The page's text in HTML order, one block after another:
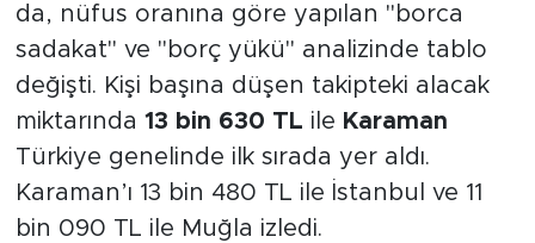
da, nüfus oranına göre yapılan "borca
sadakat" ve "borç yükü" analizinde tablo
değişti. Kişi başına düşen takipteki alacak
miktarında 13 bin 630 TL ile Karaman
Türkiye genelinde ilk sırada yer aldı.
Karaman’ı 13 bin 480 TL ile İstanbul ve 11
bin 090 TL ile Muğla izledi.